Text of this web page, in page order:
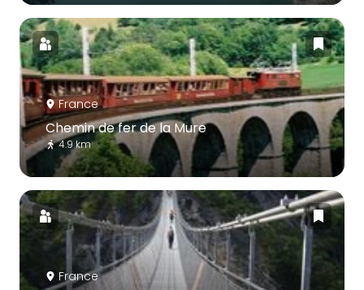
France
Chemin de fer de la Mure
4.9 km
France